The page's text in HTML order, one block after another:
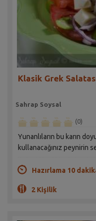
Klasik Grek
Sahrap Soysal
(0)
Yunanlıların bu karın
kullanacağınız peynirin
Hazırlama 10
2 Kişilik